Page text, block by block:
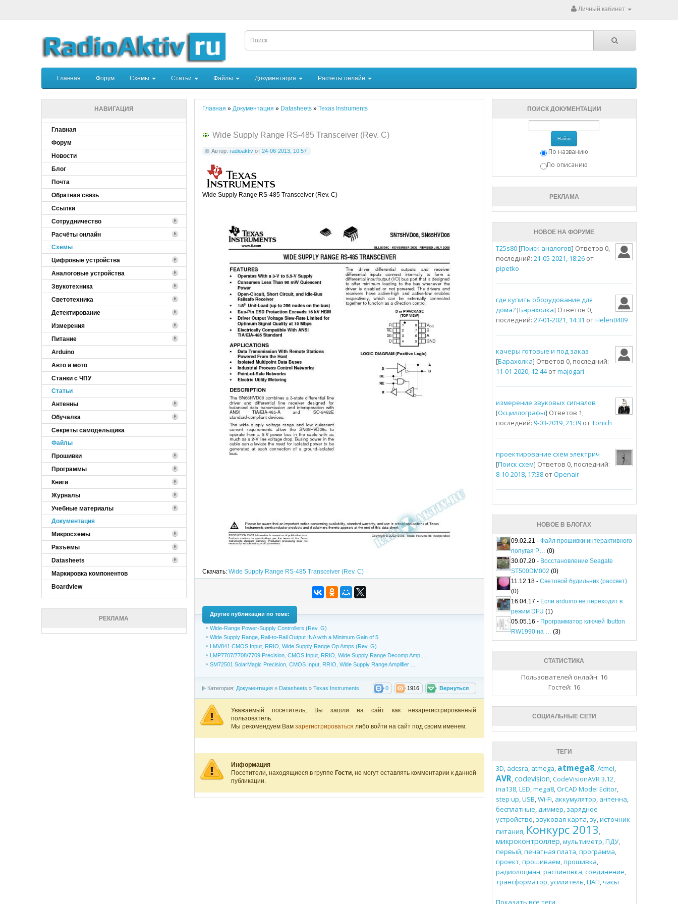
Личный кабинет
Главная Форум Схемы Статьи Файлы Документация Расчёты онлайн
НАВИГАЦИЯ
Главная
Форум
Новости
Блог
Почта
Обратная связь
Ссылки
Сотрудничество
Расчёты онлайн
Cхемы
Цифровые устройства
Аналоговые устройства
Звукотехника
Светотехника
Детектирование
Измерения
Питание
Arduino
Авто и мото
Станки с ЧПУ
Статьи
Антенны
Обучалка
Секреты самодельщика
Файлы
Прошивки
Программы
Книги
Журналы
Учебные материалы
Документация
Микросхемы
Разъёмы
Datasheets
Маркировка компонентов
Boardview
РЕКЛАМА
Главная » Документация » Datasheets» Texas Instruments
Wide Supply Range RS-485 Transceiver (Rev. C)
Автор: radioaktivот 24-06-2013, 10:57
Wide Supply Range RS-485 Transceiver (Rev. C)
Скачать: Wide Supply Range RS-485 Transceiver (Rev. C)
Другие публикации по теме:
Wide-Range Power-Supply Controllers (Rev. G)
Wide Supply Range, Rail-to-Rail Output INA with a Minimum Gain of 5
LMV841 CMOS Input, RRIO, Wide Supply Range Op Amps (Rev. G)
LMP7707/7708/7709 Precision, CMOS Input, RRIO, Wide Supply Range Decomp Amp ...
SM72501 SolarMagic Precision, CMOS Input, RRIO, Wide Supply Range Amplifier ...
Вернуться
1916
0
Категория: Документация» Datasheets » Texas Instruments
Уважаемый посетитель, Вы зашли на сайт как незарегистрированный
пользователь.
Мы рекомендуем Вам зарегистрироваться либо войти на сайт под своим именем.
Информация
Посетители, находящиеся в группе Гости, не могут оставлять комментарии к данной
публикации.
ПОИСК ДОКУМЕНТАЦИИ
Найти
По названию
По описанию
РЕКЛАМА
НОВОЕ НА ФОРУМЕ
T25s80[Поиск аналогов] Ответов 0,
последний: 21-05-2021, 18:26от
pipetko
где купить оборудование для
дома?[Барахолка] Ответов 0,
последний: 27-01-2021, 14:31 отHelen0409
качеры готовые и под заказ
[Барахолка] Ответов 0, последний:
11-01-2020, 12:44отmajogari
измерение звуковых сигналов
[Осциллографы] Ответов 1,
последний: 9-03-2019, 21:39отTonich
проектирование схем электрич
[Поиск схем] Ответов 0, последний:
8-10-2018, 17:38отOpenair
НОВОЕ В БЛОГАХ
09.02.21 - Файл прошивки интерактивного
попугая P… (0)
30.07.20 - Восстановление Seagate
ST500DM002 (0)
11.12.18 - Световой будильник (рассвет)
(0)
16.04.17 - Если arduino не переходит в
режим DFU (1)
05.05.16 - Программатор ключей Ibutton
RW1990 на … (3)
СТАТИСТИКА
Пользователей онлайн: 16
Гостей: 16
СОЦИАЛЬНЫЕ СЕТИ
ТЕГИ
3D, adcsra, atmega, atmega8,Atmel,
AVR,codevision,CodeVisionAVR 3.12,
ina138,LED,mega8,OrCAD Model Editor,
step up,USB,Wi-Fi, аккумулятор, антенна,
бесплатные,диммер, зарядное
устройство, звуковая карта, зу,источник
питания, Конкурс 2013,
микроконтроллер,мультиметр,ПДУ,
первый,печатная плата,программа,
проект,прошиваем,прошивка,
радиолоцман,распиновка,соединение,
трансформатор,усилитель,ЦАП,часы